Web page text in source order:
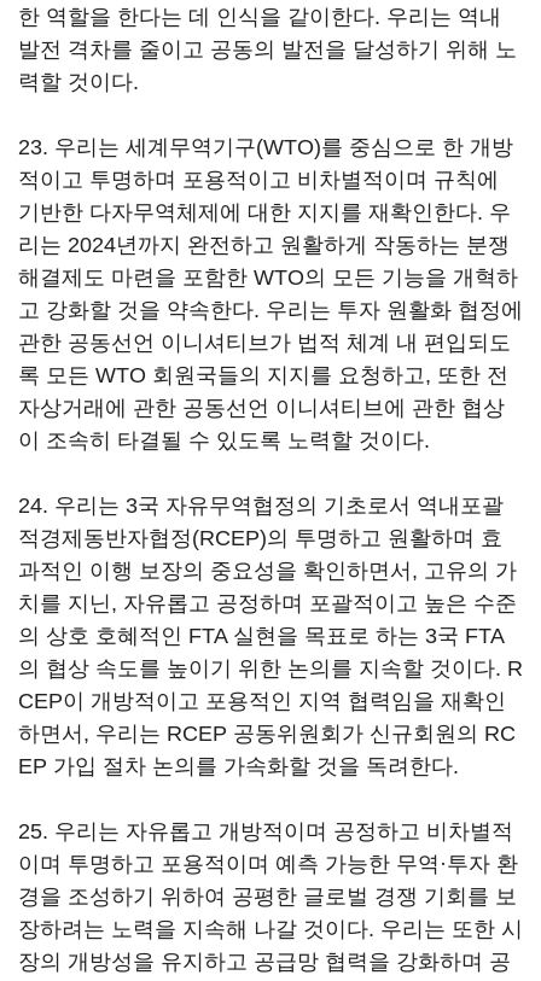
한 역할을 한다는 데 인식을 같이한다. 우리는 역내
발전 격차를 줄이고 공동의 발전을 달성하기 위해 노
력할 것이다.
23. 우리는 세계무역기구(WTO)를 중심으로 한 개방
적이고 투명하며 포용적이고 비차별적이며 규칙에
기반한 다자무역체제에 대한 지지를 재확인한다. 우
리는 2024년까지 완전하고 원활하게 작동하는 분쟁
해결제도 마련을 포함한 WTO의 모든 기능을 개혁하
고 강화할 것을 약속한다. 우리는 투자 원활화 협정에
관한 공동선언 이니셔티브가 법적 체계 내 편입되도
록 모든 WTO 회원국들의 지지를 요청하고, 또한 전
자상거래에 관한 공동선언 이니셔티브에 관한 협상
이 조속히 타결될 수 있도록 노력할 것이다.
24. 우리는 3국 자유무역협정의 기초로서 역내포괄
적경제동반자협정(RCEP)의 투명하고 원활하며 효
과적인 이행 보장의 중요성을 확인하면서, 고유의 가
치를 지닌, 자유롭고 공정하며 포괄적이고 높은 수준
의 상호 호혜적인 FTA 실현을 목표로 하는 3국 FTA
의 협상 속도를 높이기 위한 논의를 지속할 것이다. R
CEP이 개방적이고 포용적인 지역 협력임을 재확인
하면서, 우리는 RCEP 공동위원회가 신규회원의 RC
EP 가입 절차 논의를 가속화할 것을 독려한다.
25. 우리는 자유롭고 개방적이며 공정하고 비차별적
이며 투명하고 포용적이며 예측 가능한 무역·투자 환
경을 조성하기 위하여 공평한 글로벌 경쟁 기회를 보
장하려는 노력을 지속해 나갈 것이다. 우리는 또한 시
장의 개방성을 유지하고 공급망 협력을 강화하며 공